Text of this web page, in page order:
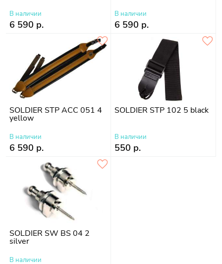
В наличии
6 590 р.
В наличии
6 590 р.
SOLDIER STP ACC 051 4
yellow
В наличии
6 590 р.
SOLDIER STP 102 5 black
В наличии
550 р.
SOLDIER SW BS 04 2
silver
В наличии